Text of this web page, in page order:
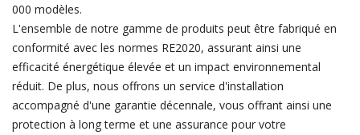
000 modèles.
L'ensemble de notre gamme de produits peut être fabriqué en
conformité avec les normes RE2020, assurant ainsi une
efficacité énergétique élevée et un impact environnemental
réduit. De plus, nous offrons un service d'installation
accompagné d'une garantie décennale, vous offrant ainsi une
protection à long terme et une assurance pour votre